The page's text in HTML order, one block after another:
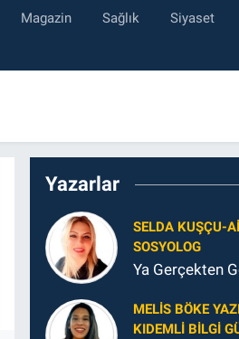
Magazin Sağlık Siyaset
Yazarlar
SELDA KUŞÇU-
SOSYOLOG
Ya Gerçekten
MELIS BÖKE
KIDEMLI BILGI